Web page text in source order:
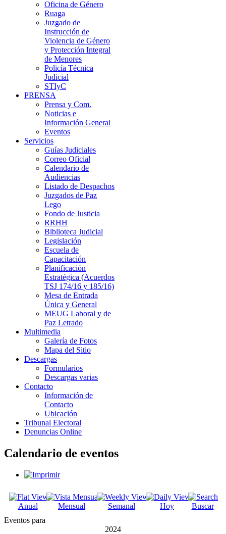
Oficina de Género
Ruaga
Juzgado de
Instrucción de
Violencia de Género
y Protección Integral
de Menores
Policía Técnica
Judicial
STIyC
PRENSA
Prensa y Com.
Noticias e
Información General
Eventos
Servicios
Guías Judiciales
Correo Oficial
Calendario de
Audiencias
Listado de Despachos
Juzgados de Paz
Lego
Fondo de Justicia
RRHH
Biblioteca Judicial
Legislación
Escuela de
Capacitación
Planificación
Estratégica (Acuerdos
TSJ 174/16 y 185/16)
Mesa de Entrada
Única y General
MEUG Laboral y de
Paz Letrado
Multimedia
Galería de Fotos
Mapa del Sitio
Descargas
Formularios
Descargas varias
Contacto
Información de
Contacto
Ubicación
Tribunal Electoral
Denuncias Online
Calendario de eventos
Anual Mensual Semanal Hoy
Buscar
Eventos para
2024